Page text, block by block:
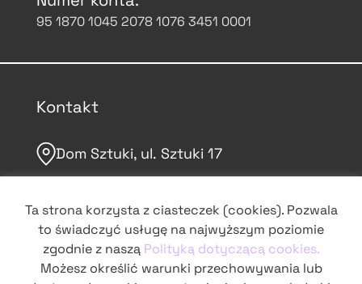
95 1870 1045 2078 1076 3451 0001
Kontakt
Dom Sztuki, ul. Sztuki 17
domsztuki.org
grochowskie@domsztuki.org
Ta strona korzysta z ciasteczek (cookies). Pozwala
to świadczyć usługę na najwyższym poziomie
zgodnie z naszą Polityką dotyczącą cookies.
Możesz określić warunki przechowywania lub